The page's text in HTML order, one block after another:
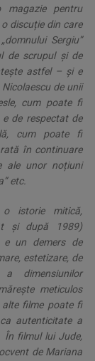
magazie pentru
discuție din care
Sergiu”
de scrupul și de
astfel – și e
de unii
cum poate fi
de respectat de
cum poate fi
în continuare
ale unor noțiuni
etc.
istorie mitică,
și după 1989)
e un demers de
estetizare, de
dimensiunilor
meticulos
filme poate fi
autenticitate a
În filmul lui Jude,
de Mariana